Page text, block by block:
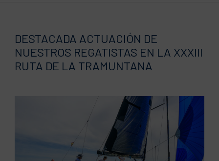
DESTACADA ACTUACIÓN DE
NUESTROS REGATISTAS EN LA XXXIII
RUTA DE LA TRAMUNTANA